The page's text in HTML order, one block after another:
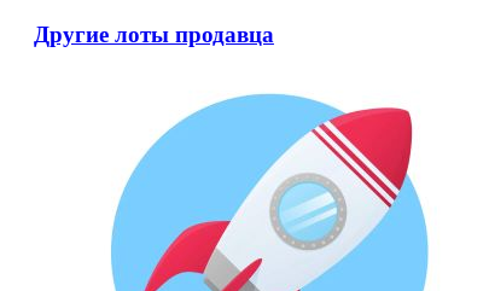
Другие лоты продавца